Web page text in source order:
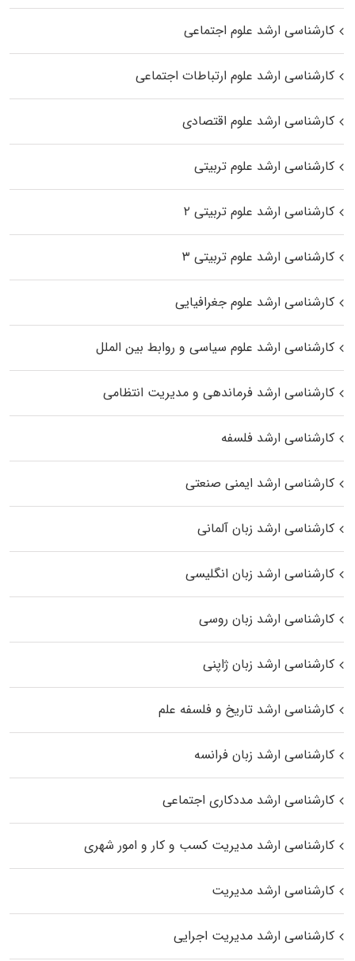
کارشناسی ارشد علوم اجتماعی
کارشناسی ارشد علوم ارتباطات اجتماعی
کارشناسی ارشد علوم اقتصادی
کارشناسی ارشد علوم تربیتی
کارشناسی ارشد علوم تربیتی ۲
کارشناسی ارشد علوم تربیتی ۳
کارشناسی ارشد علوم جغرافیایی
کارشناسی ارشد علوم سیاسی و روابط بین الملل
کارشناسی ارشد فرماندهی و مدیریت انتظامی
کارشناسی ارشد فلسفه
کارشناسی ارشد ایمنی صنعتی
کارشناسی ارشد زبان آلمانی
کارشناسی ارشد زبان انگلیسی
کارشناسی ارشد زبان روسی
کارشناسی ارشد زبان ژاپنی
کارشناسی ارشد تاریخ و فلسفه علم
کارشناسی ارشد زبان فرانسه
کارشناسی ارشد مددکاری اجتماعی
کارشناسی ارشد مدیریت کسب و کار و امور شهری
کارشناسی ارشد مدیریت
کارشناسی ارشد مدیریت اجرایی